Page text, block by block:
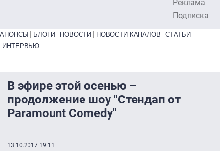
Реклама
Подписка
Primary links bottom
АНОНСЫ БЛОГИ НОВОСТИ НОВОСТИ КАНАЛОВ
СТАТЬИ
ИНТЕРВЬЮ
В эфире этой осенью –
продолжение шоу "Стендап от
Paramount Comedy"
13.10.2017 19:11